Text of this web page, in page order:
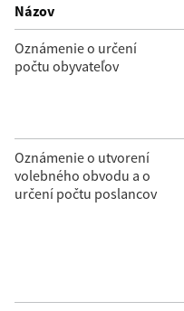
Filtrovať
Názov
Oznámenie o určení
počtu obyvateľov
Oznámenie o utvorení
volebného obvodu a o
určení počtu poslancov